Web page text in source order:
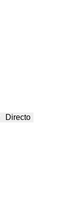
Directo